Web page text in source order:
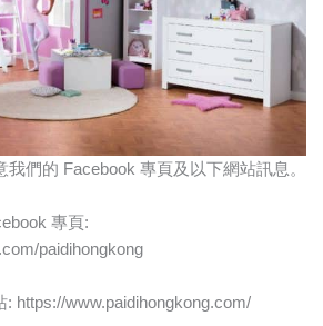
們的 Facebook 專頁及以下網站訊息。
專頁:
paidihongkong
: https://www.paidihongkong.com/